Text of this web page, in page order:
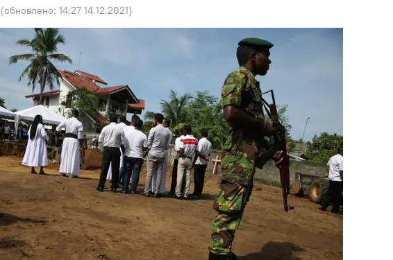
(обновлено: 14:27 14.12.2021)